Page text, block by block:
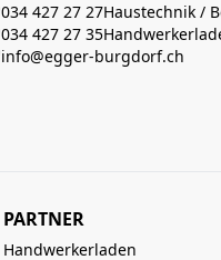
034 427 27 27Haustechnik /
034 427 27 35
info@egger-burgdorf.ch
PARTNER
Handwerkerladen